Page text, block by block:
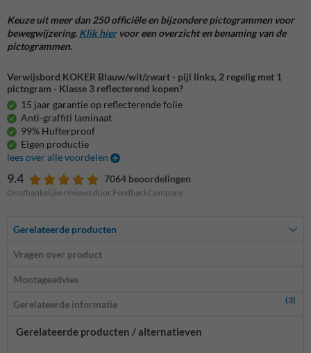
Keuze uit meer dan 250 officiële en bijzondere pictogrammen voor
bewegwijzering. Klik hiervoor een overzicht en benaming van de
pictogrammen.
Verwijsbord KOKER Blauw/wit/zwart - pijl links, 2 regelig met 1
pictogram - Klasse 3 reflecterend kopen?
15 jaar garantie op reflecterende folie
Anti-graffiti laminaat
99% Hufterproof
Eigen productie
lees over alle voordelen
9.4 7064 beoordelingen
Onafhankelijke reviews door FeedbackCompany
Gerelateerde producten
Vragen over product
Montageadvies
Gerelateerde informatie (3)
Gerelateerde producten / alternatieven